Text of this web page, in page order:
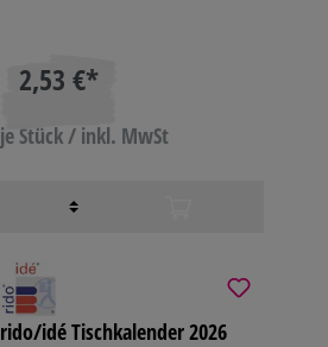
2,53 €*
je Stück / inkl. MwSt
rido/idé Tischkalender 2026